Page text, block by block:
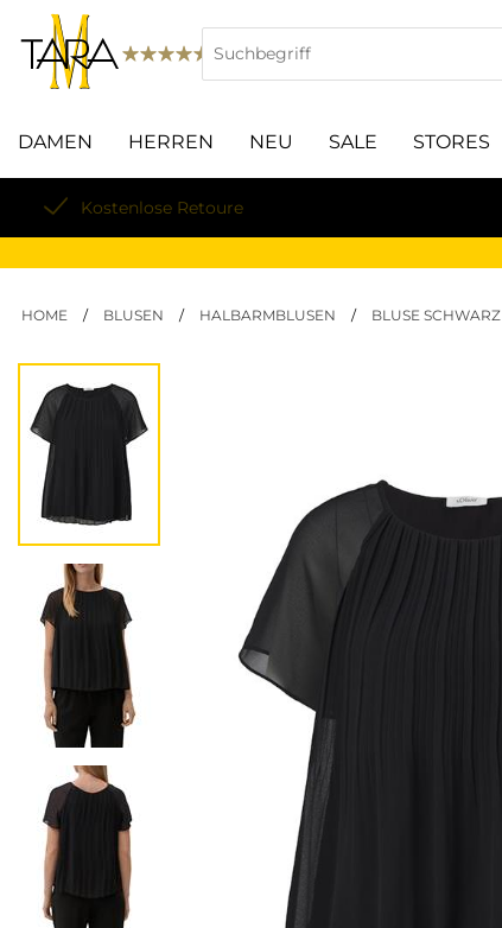
DAMEN HERREN NEU SALE STORES
Versandkosten nur 4,99€
HOME / BLUSEN / HALBARMBLUSEN / BLUSE SCHWARZ